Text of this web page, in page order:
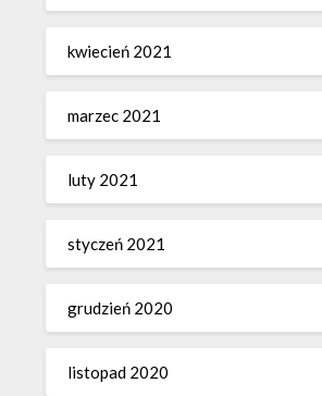
kwiecień 2021
marzec 2021
luty 2021
styczeń 2021
grudzień 2020
listopad 2020